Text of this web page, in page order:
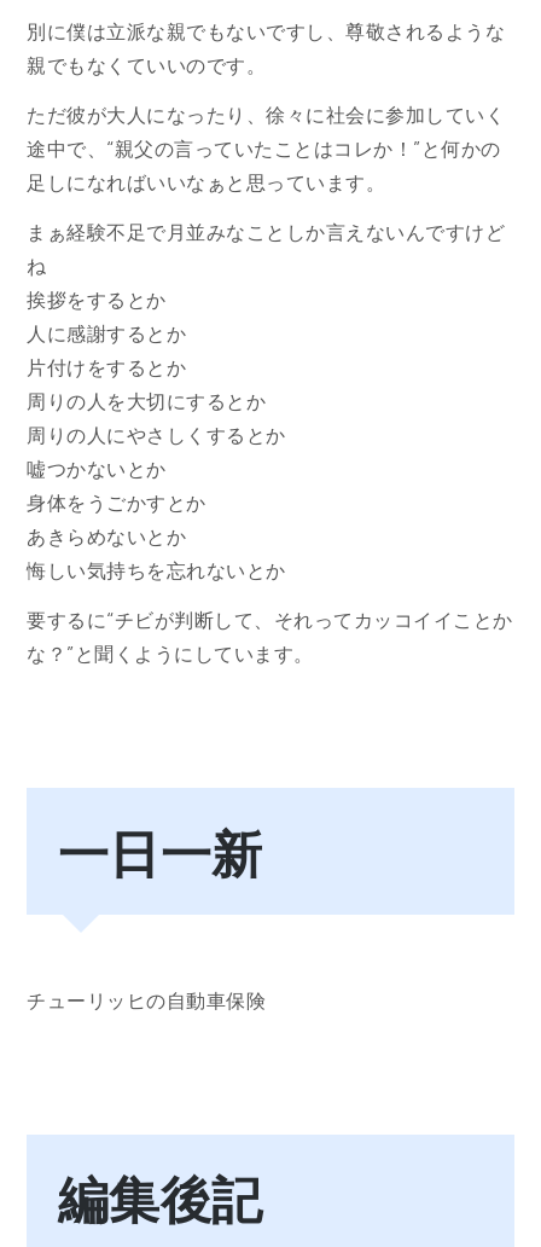
別に僕は立派な親でもないですし、尊敬されるような
親でもなくていいのです。
ただ彼が大人になったり、徐々に社会に参加していく
途中で、“親父の言っていたことはコレか！”と何かの
足しになればいいなぁと思っています。
まぁ経験不足で月並みなことしか言えないんですけど
ね
挨拶をするとか
人に感謝するとか
片付けをするとか
周りの人を大切にするとか
周りの人にやさしくするとか
嘘つかないとか
身体をうごかすとか
あきらめないとか
悔しい気持ちを忘れないとか
要するに“チビが判断して、それってカッコイイことか
な？”と聞くようにしています。
一日一新
チューリッヒの自動車保険
編集後記